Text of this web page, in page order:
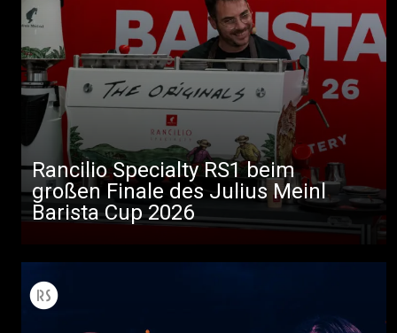
Rancilio Specialty RS1 beim
großen Finale des Julius Meinl
Barista Cup 2026